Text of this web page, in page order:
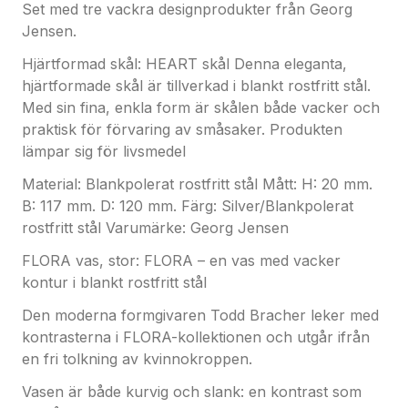
och inte symmetrisk, ett drag han också har lånat
kurvorna som gör vasen så vacker.
Den spegelblanka ytan reflekterar blommorna och
skapar en dramatisk effekt som framhäver
blommornas naturliga färg och struktur.
Tillsammans skapar vasen och dess innehåll en unik
presentation som ändrar sig med varje
blomsterarrangemang.
En iögonenfallande kombination av natur och
hantverksskicklighet.
Material: Rostfritt stål, blankt rostfritt stål
Mått: H: 500 mm.
BLOOM saltkar och sked:
Set med tre vackra designprodukter från Georg
Jensen.
Hjärtformad skål: HEART skål Denna eleganta,
hjärtformade skål är tillverkad i blankt rostfritt stål.
Med sin fina, enkla form är skålen både vacker och
praktisk för förvaring av småsaker. Produkten
lämpar sig för livsmedel
Material: Blankpolerat rostfritt stål Mått: H: 20 mm.
B: 117 mm. D: 120 mm. Färg: Silver/Blankpolerat
rostfritt stål Varumärke: Georg Jensen
FLORA vas, stor: FLORA – en vas med vacker
kontur i blankt rostfritt stål
Den moderna formgivaren Todd Bracher leker med
kontrasterna i FLORA-kollektionen och utgår ifrån
en fri tolkning av kvinnokroppen.
Vasen är både kurvig och slank: en kontrast som